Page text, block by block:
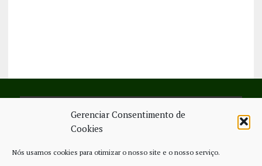
Gerenciar Consentimento de
Cookies
Nós usamos cookies para otimizar o nosso site e o nosso serviço.
SIGA-NOS NO FACEBOOK